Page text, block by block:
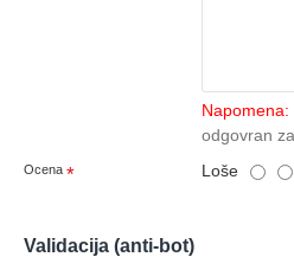
Napomena:
odgovran
Ocena Loše
Validacija (anti-bot)